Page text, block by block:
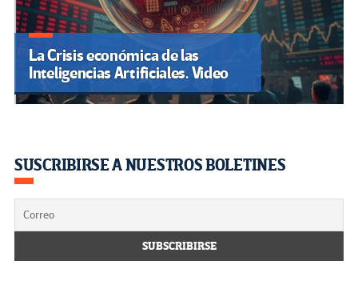
La Crisis económica de las
Inteligencias Artificiales. Video
SUSCRIBIRSE A NUESTROS BOLETINES